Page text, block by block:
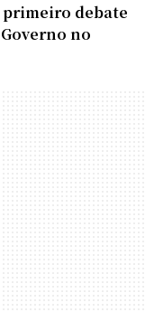
debate
no